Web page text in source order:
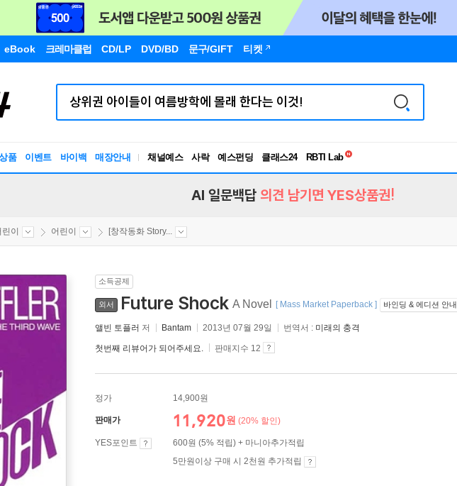
eBook 크레마클럽 CD/LP DVD/BD 문구/GIFT 티켓
품 이벤트 바이백 매장안내 채널예스 사락 예스펀딩 클래스24
독서유형검사
AI 일문백답 의견 남기면 YES상품권!
이 어린이 [창작동화 Story...
소득공제
외서 Future Shock A Novel [ Mass Market Paperback ] 바인딩 & 에디션 안내
앨빈 토플러 저 Bantam 2013년 07월 29일 번역서 : 미래의 충격
첫번째 리뷰어가 되어주세요. 판매지수 12
정가 14,900원
판매가 11,920원 (20% 할인)
YES포인트
600원 (5% 적립) + 마니아추가적립
5만원이상 구매 시 2천원 추가적립